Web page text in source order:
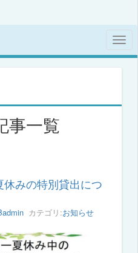
事一覧
休みの特別貸出につ
カテゴリ:お知らせ